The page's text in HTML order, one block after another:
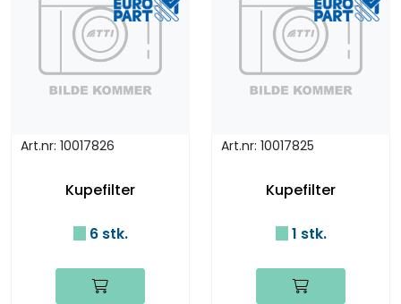
Art.nr: 10017826
Kupefilter
6 stk.
Art.nr: 10017825
Kupefilter
1 stk.